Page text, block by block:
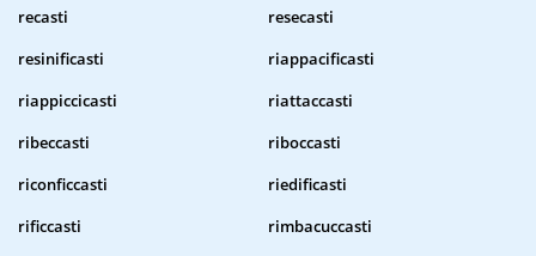
recasti
resecasti
resinificasti
riappacificasti
riappiccicasti
riattaccasti
ribeccasti
riboccasti
riconficcasti
riedificasti
rificcasti
rimbacuccasti